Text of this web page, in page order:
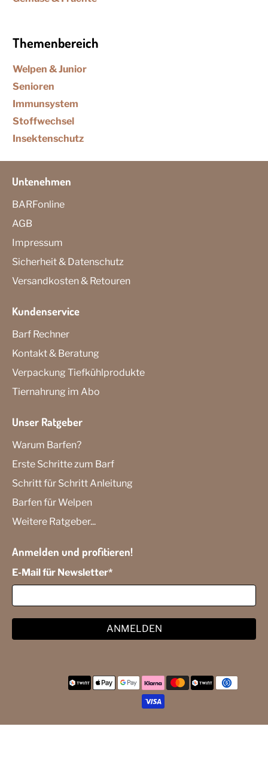
Themenbereich
Welpen & Junior
Senioren
Immunsystem
Stoffwechsel
Insektenschutz
Untenehmen
BARFonline
AGB
Impressum
Sicherheit & Datenschutz
Versandkosten & Retouren
Kundenservice
Barf Rechner
Kontakt & Beratung
Verpackung Tiefkühlprodukte
Tiernahrung im Abo
Unser Ratgeber
Warum Barfen?
Erste Schritte zum Barf
Schritt für Schritt Anleitung
Barfen für Welpen
Weitere Ratgeber...
Anmelden und profitieren!
E-Mail für Newsletter*
ANMELDEN